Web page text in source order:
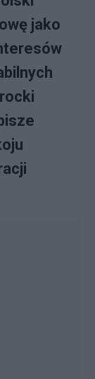
jako